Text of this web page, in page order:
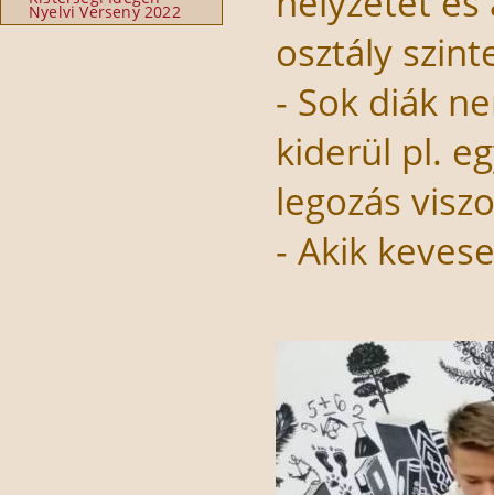
Nyelvi Verseny 2022
osztály
- Sok diák
kiderül pl.
legozás
- Akik